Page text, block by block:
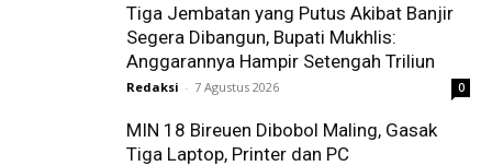
Tiga Jembatan yang Putus Akibat Banjir
Segera Dibangun, Bupati Mukhlis:
Anggarannya Hampir Setengah Triliun
Redaksi - 7 Agustus 2026 0
MIN 18 Bireuen Dibobol Maling, Gasak
Tiga Laptop, Printer dan PC